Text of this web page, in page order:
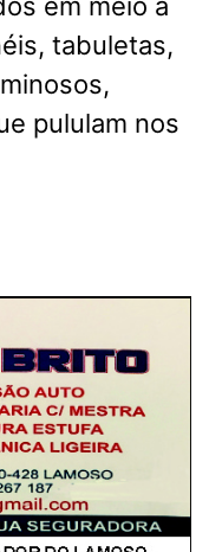
em meio à
tabuletas,
pululam nos